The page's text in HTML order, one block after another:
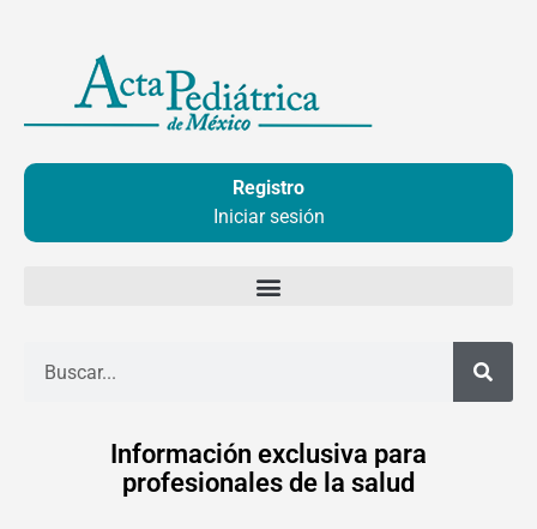
contenido
Registro
Iniciar sesión
Información exclusiva para
profesionales de la salud